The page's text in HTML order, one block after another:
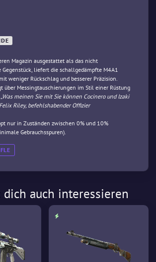
Magazin ausgestattet als das nicht
liefert die schallgedämpfte M4A1
weniger Rückschlag und besserer Präzision.
über Messingtauschierungen im Stil einer Rüstung
„Was meinen Sie mit Sie können Cocinero und Izaki
Riley, befehlshabender Offizier
nur in Zuständen zwischen 0% und 10%
Gebrauchsspuren).
dich auch interessieren